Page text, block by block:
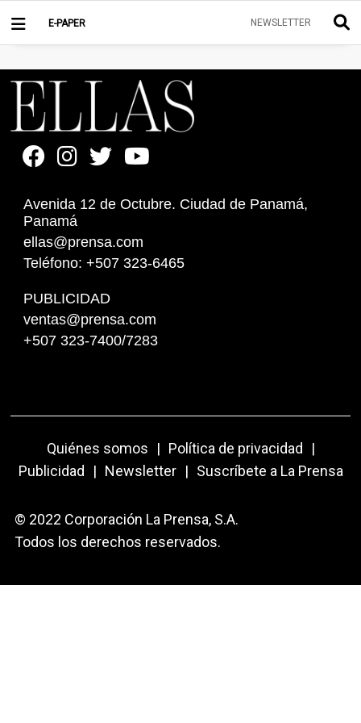
E-PAPER NEWSLETTER
Avenida 12 de Octubre. Ciudad de Panamá,
Panamá
ellas@prensa.com
Teléfono: +507 323-6465
PUBLICIDAD
ventas@prensa.com
+507 323-7400/7283
Quiénes somos | Política de privacidad
|
Publicidad
| Newsletter | Suscríbete a La Prensa
© 2022 Corporación La Prensa, S.A.
Todos los derechos reservados.